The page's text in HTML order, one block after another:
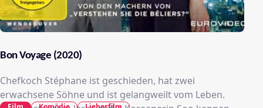
Bon Voyage (2020)
Chefkoch Stéphane ist geschieden, hat zwei
erwachsene Söhne und ist gelangweilt vom Leben.